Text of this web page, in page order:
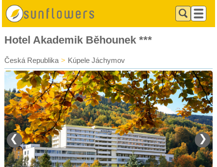
Hotel Akademik Běhounek ***
Česká Republika > Kúpele Jáchymov
❮ ❯